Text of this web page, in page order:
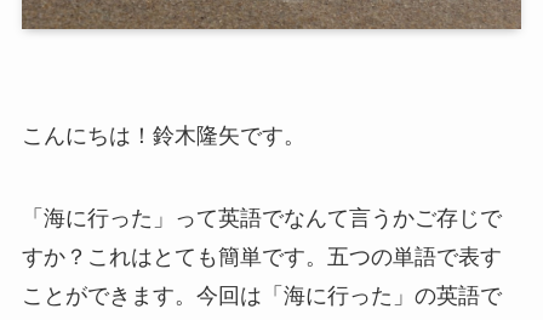
こんにちは！鈴木隆矢です。
「海に行った」って英語でなんて言うかご存じで
すか？これはとても簡単です。五つの単語で表す
ことができます。今回は「海に行った」の英語で